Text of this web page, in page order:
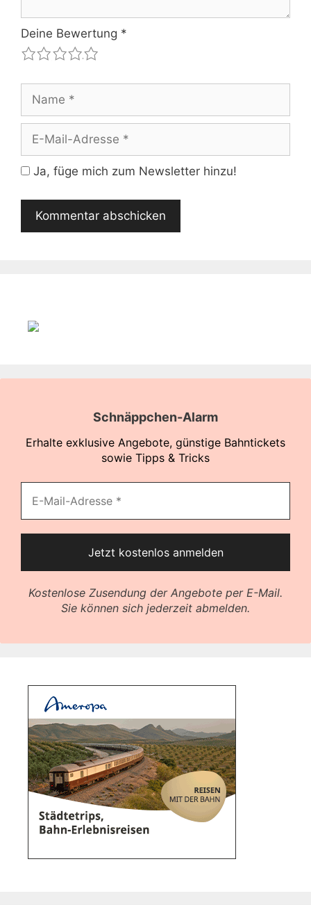
Deine Bewertung *
4
3
2
1
Mail-
Adresse
Ja, füge mich zum Newsletter hinzu!
Schnäppchen-Alarm
Erhalte exklusive Angebote, günstige Bahntickets
sowie Tipps & Tricks
Kostenlose Zusendung der Angebote per E-Mail.
Sie können sich jederzeit abmelden.